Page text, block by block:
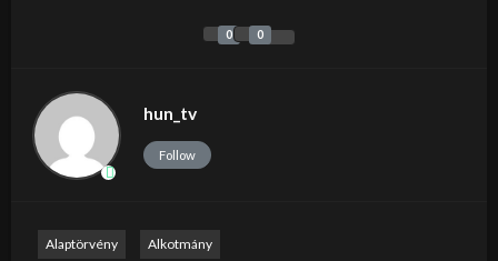
0 0
hun_tv
Follow
Alaptörvény Alkotmány